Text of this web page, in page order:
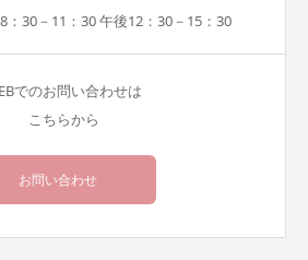
：30－11：30 午後12：30－15：30
でのお問い合わせは
こちらから
お問い合わせ